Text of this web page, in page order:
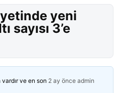
yeni
sayısı 3’e
ve en son 2 ay önce admin